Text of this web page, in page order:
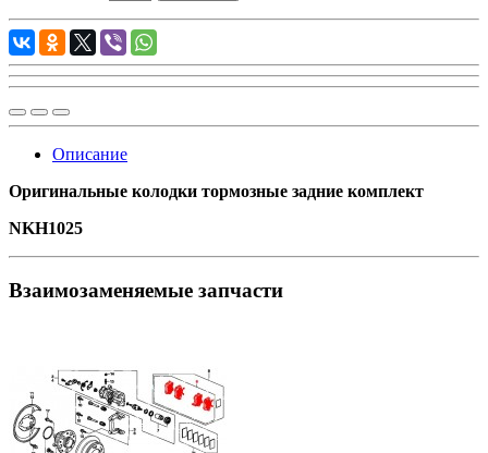
Описание
Оригинальные колодки тормозные задние комплект
NKH1025
Взаимозаменяемые запчасти